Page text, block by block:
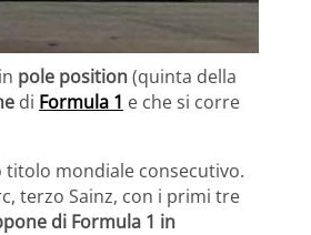
pole position(quinta della
di Formula 1 e che si corre
mondiale consecutivo.
terzo Sainz, con i primi tre
di Formula 1 in